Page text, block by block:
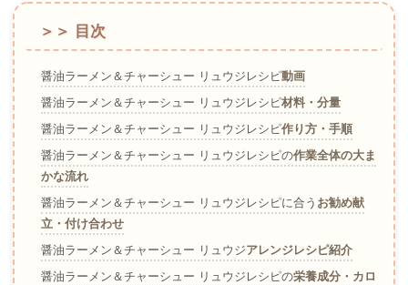
＞＞ 目次
醤油ラーメン＆チャーシュー リュウジレシピ動画
醤油ラーメン＆チャーシュー リュウジレシピ材料・分量
醤油ラーメン＆チャーシュー リュウジレシピ作り方・手順
醤油ラーメン＆チャーシュー リュウジレシピの作業全体の大ま
かな流れ
醤油ラーメン＆チャーシュー リュウジレシピに合う お勧め献
立・付け合わせ
醤油ラーメン＆チャーシュー リュウジアレンジレシピ紹介
醤油ラーメン＆チャーシュー リュウジレシピの栄養成分・カロ